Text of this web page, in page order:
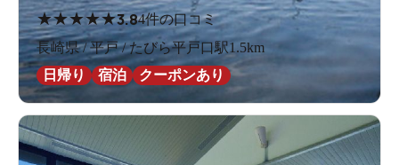
★★★★★3.84件の口コミ
長崎県 / 平戸 / たびら平戸口駅1.5km
日帰り
宿泊 クーポンあり